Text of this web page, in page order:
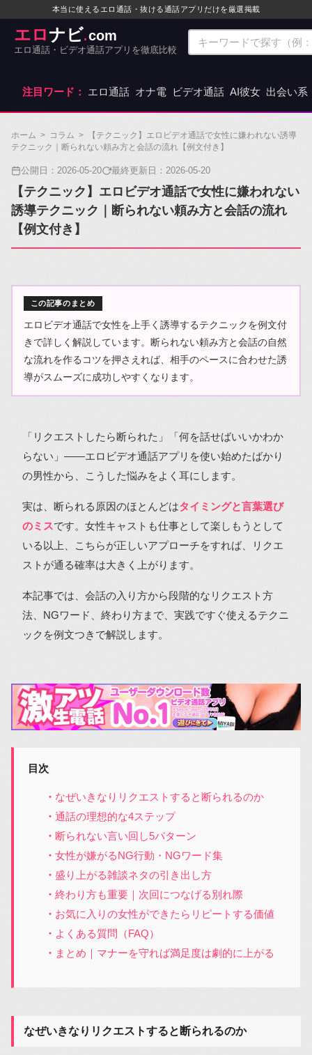
本当に使えるエロ通話・抜ける通話アプリだけを厳選掲載
エロナビ.com
エロ通話・ビデオ通話アプリを徹底比較
注目ワード： エロ通話 オナ電 ビデオ通話 AI彼女 出会い系
ホーム > コラム >
【テクニック】エロビデオ通話で女性に嫌われない誘導
テクニック｜断られない頼み方と会話の流れ【例文付き】
公開日： 2026-05-20 最終更新日： 2026-05-20
【テクニック】エロビデオ通話で女性に嫌われない
誘導テクニック｜断られない頼み方と会話の流れ
【例文付き】
この記事のまとめ
エロビデオ通話で女性を上手く誘導するテクニックを例文付
きで詳しく解説しています。断られない頼み方と会話の自然
な流れを作るコツを押さえれば、相手のペースに合わせた誘
導がスムーズに成功しやすくなります。
「リクエストしたら断られた」「何を話せばいいかわか
らない」――エロビデオ通話アプリを使い始めたばかり
の男性から、こうした悩みをよく耳にします。
実は、断られる原因のほとんどはタイミングと言葉選び
のミスです。女性キャストも仕事として楽しもうとして
いる以上、こちらが正しいアプローチをすれば、リクエ
ストが通る確率は大きく上がります。
本記事では、会話の入り方から段階的なリクエスト方
法、NGワード、終わり方まで、実践ですぐ使えるテクニ
ックを例文つきで解説します。
目次
なぜいきなりリクエストすると断られるのか
通話の理想的な4ステップ
断られない言い回し5パターン
女性が嫌がるNG行動・NGワード集
盛り上がる雑談ネタの引き出し方
終わり方も重要｜次回につなげる別れ際
お気に入りの女性ができたらリピートする価値
よくある質問（FAQ）
まとめ｜マナーを守れば満足度は劇的に上がる
なぜいきなりリクエストすると断られるのか